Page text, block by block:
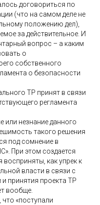
договориться по
(что на самом деле не
положению дел),
за действительное. И
вопрос – а каким
о
собственного
о безопасности
ТР принят в связи
регламента
или незнание данного
такого решения
под сомнение в
При этом создается
как упрек к
власти в связи с
принятия проекта ТР
вообще.
что «поступали